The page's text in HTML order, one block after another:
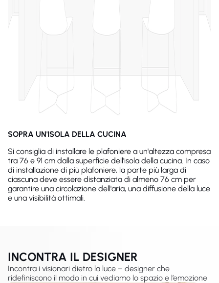
SOPRA UN'ISOLA DELLA CUCINA
Si consiglia di installare le plafoniere a un'altezza compresa
tra 76 e 91 cm dalla superficie dell'isola della cucina. In caso
di installazione di più plafoniere, la parte più larga di
ciascuna deve essere distanziata di almeno 76 cm per
garantire una circolazione dell'aria, una diffusione della luce
e una visibilità ottimali.
INCONTRA IL DESIGNER
Incontra i visionari dietro la luce – designer che
ridefiniscono il modo in cui vediamo lo spazio e l’emozione